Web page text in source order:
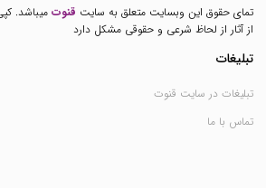
تمای حقوق این وبسایت متعلق به سایت قنوت میباشد.
از آثار از لحاظ شرعی و حقوقی مشکل دارد
تبلیغات
تبلیغات در سایت قنوت
تماس با ما